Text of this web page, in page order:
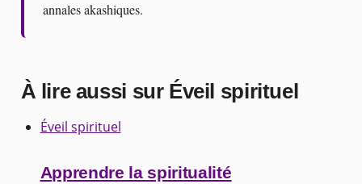
annales akashiques.
À lire aussi sur Éveil spirituel
Éveil spirituel
Apprendre la spiritualité